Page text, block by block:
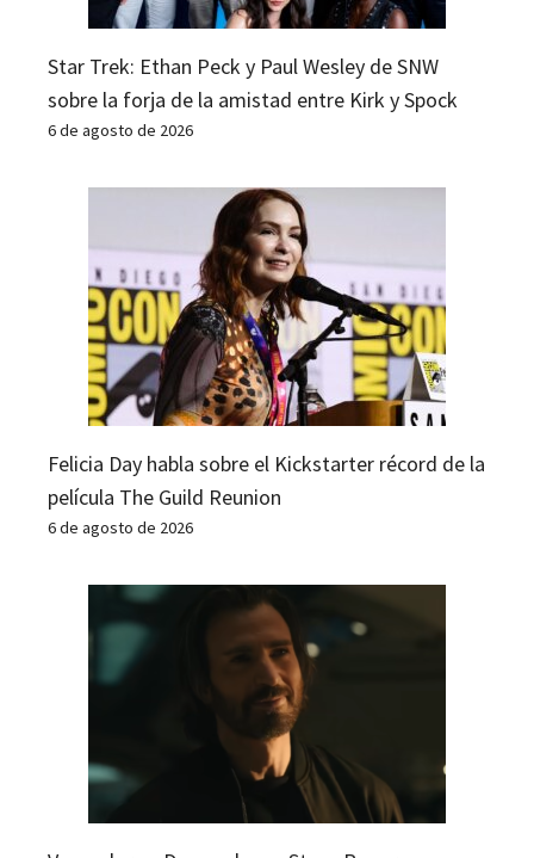
Star Trek: Ethan Peck y Paul Wesley de SNW
sobre la forja de la amistad entre Kirk y Spock
6 de agosto de 2026
Felicia Day habla sobre el Kickstarter récord de la
película The Guild Reunion
6 de agosto de 2026